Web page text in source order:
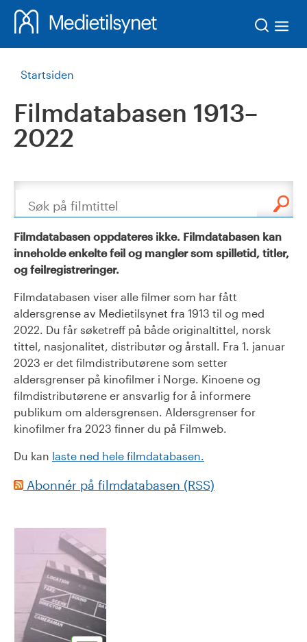
Startsiden
Filmdatabasen 1913–
2022
Søk
Filmdatabasen oppdateres ikke. Filmdatabasen kan
inneholde enkelte feil og mangler som spilletid, titler,
og feilregistreringer.
Filmdatabasen viser alle filmer som har fått
aldersgrense av Medietilsynet fra 1913 til og med
2022. Du får søketreff på både originaltittel, norsk
tittel, nasjonalitet, distributør og årstall. Fra 1. januar
2023 er det filmdistributørene som setter
aldersgrenser på kinofilmer i Norge. Kinoene og
filmdistributørene er ansvarlig for å informere
publikum om aldersgrensen. Aldersgrenser for
kinofilmer fra 2023 finner du på Filmweb.
Du kan laste ned hele filmdatabasen.
Abonnér på filmdatabasen (RSS)